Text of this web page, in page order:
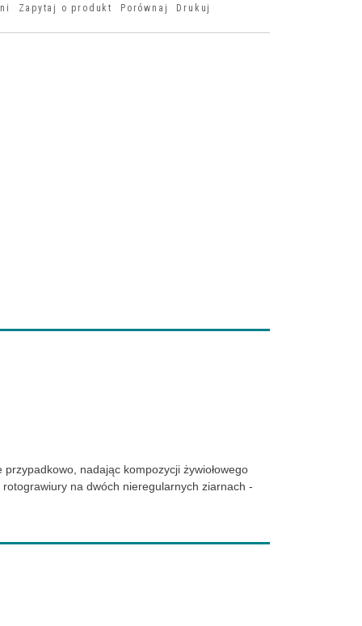
Zapytaj o produkt Porównaj Drukuj
nadając kompozycji żywiołowego
na dwóch nieregularnych ziarnach -